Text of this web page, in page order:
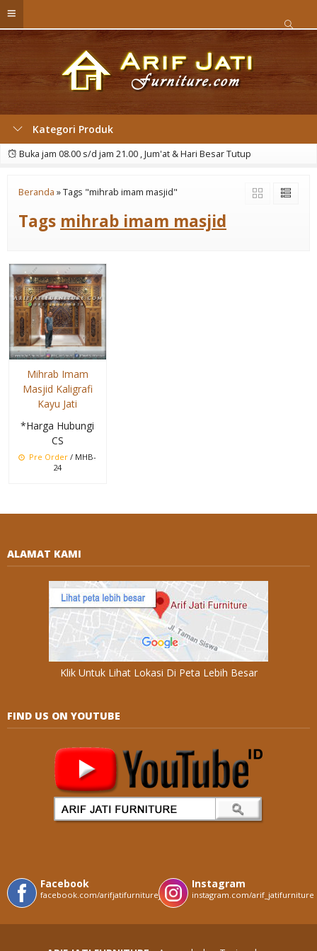
Kategori Produk
Buka jam 08.00 s/d jam 21.00 , Jum'at & Hari Besar Tutup
Beranda »Tags "mihrab imam masjid"
Tags mihrab imam masjid
Mihrab Imam
Masjid Kaligrafi
Kayu Jati
*Harga Hubungi
CS
Pre Order / MHB-
24
ALAMAT KAMI
Klik Untuk Lihat Lokasi Di Peta Lebih Besar
FIND US ON YOUTUBE
Facebook
facebook.com/arifjatifurniturejepara
Instagram
instagram.com/arif_jatifurniture